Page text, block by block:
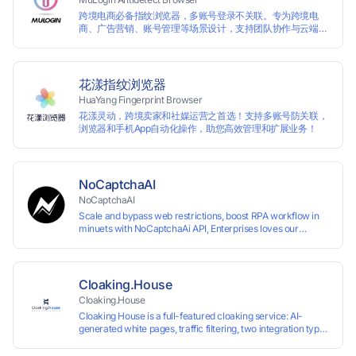
跨境电商必备指纹浏览器，多账号登录不关联。专为跨境电
商、广告营销、账号管理等场景设计，支持团队协作与云端管
花漾指纹浏览器
HuaYang Fingerprint Browser
花漾灵动，跨境卖家和社媒运营之首选！支持多账号防关联，
浏览器和手机App自动化操作，助您高效管理和扩展业务！
NoCaptchaAI
NoCaptchaAI
Scale and bypass web restrictions, boost RPA workflow in
minuets with NoCaptchaAi API, Enterprises loves our
Cloaking.House
Cloaking.House
Cloaking House is a full-featured cloaking service: AI-
generated white pages, traffic filtering, two integration types